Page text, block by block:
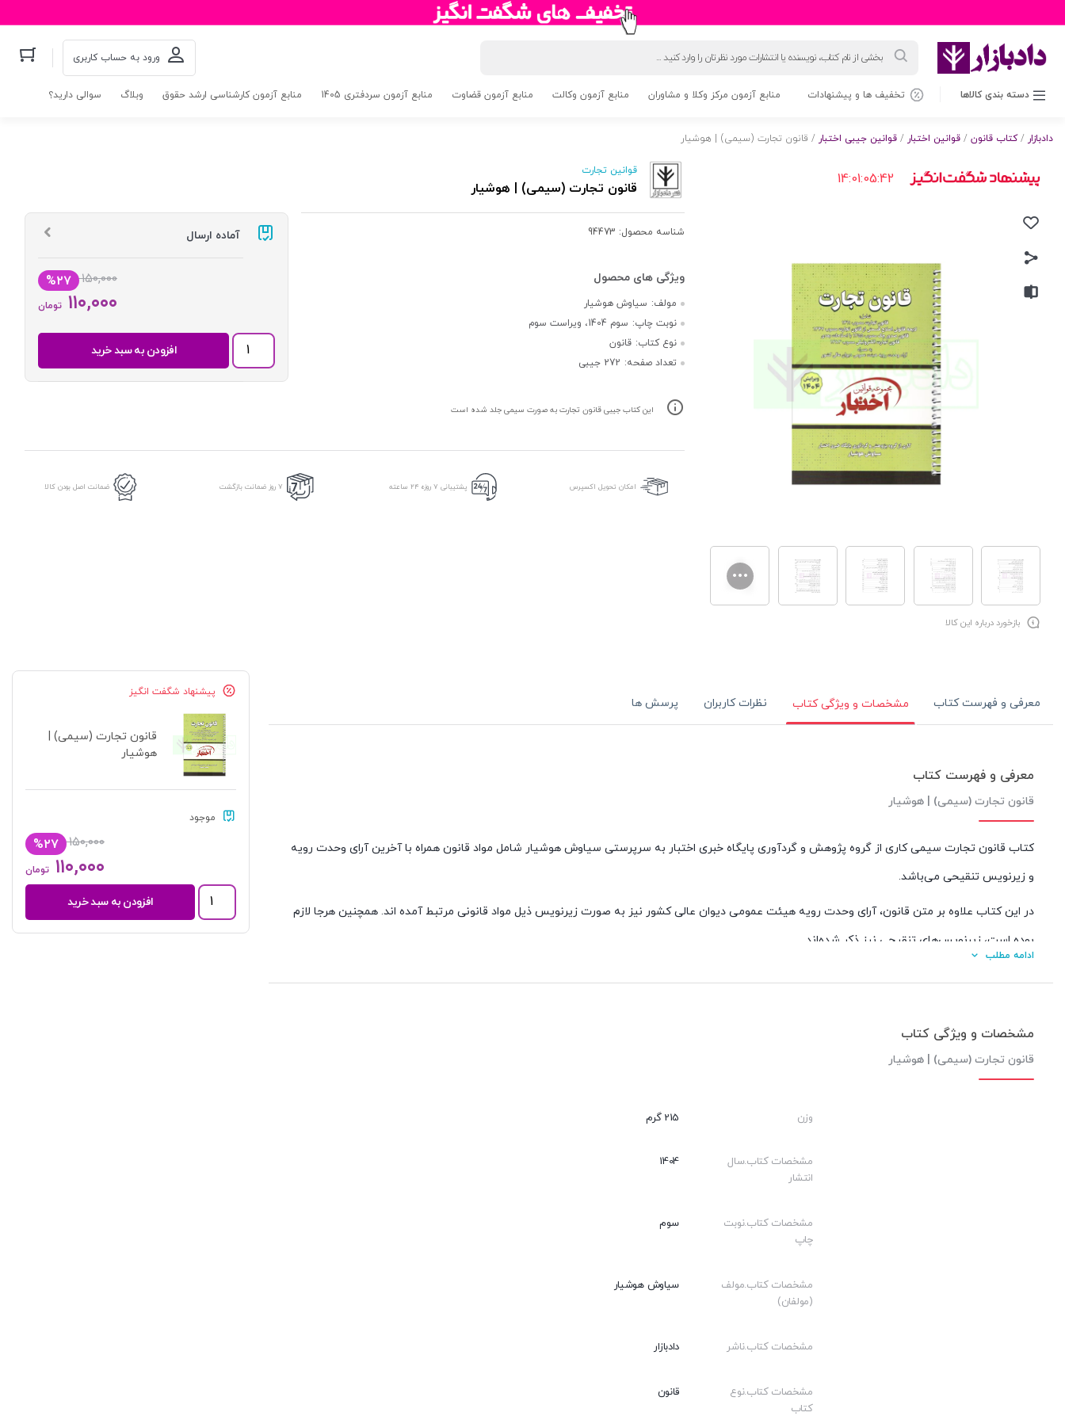
محصولات ورود به حساب کاربری
دسته بندی کالاها تخفیف ها و پیشنهادات منابع آزمون مرکز وکلا و مشاوران منابع آزمون وکالت منابع آزمون قضاوت منابع آزمون سردفتری 1405 منابع آزمون کارشناسی ارشد حقوق وبلاگ سوالی دارید؟
دادبازار /کتاب قانون / قوانین اختبار / قوانین جیبی اختبار / قانون تجارت (سیمی) | هوشیار
قوانین تجارت
قانون تجارت (سیمی) | هوشیار
شناسه محصول: 94473
مولف: سیاوش هوشیار
نوبت چاپ: سوم 1404، ویراست سوم
نوع کتاب: قانون
تعداد صفحه: 272 جیبی
این کتاب جیبی قانون تجارت به صورت سیمی جلد شده است
آماده ارسال
۱۵۰,۰۰۰
۱۱۰,۰۰۰ تومان
%۲۷
قانون
تجارت
(سیمی)
|
افزودن به سبد خرید
امکان تحویل اکسپرس پشتیبانی ۷ روزه ۲۴ ساعته 7 روز ضمانت بازگشت ضمانت اصل بودن کالا
14:01:05:41
بازخورد درباره این کالا
پیشنهاد شگفت انگیز
قانون تجارت (سیمی) |
هوشیار
موجود
۱۵۰,۰۰۰
۱۱۰,۰۰۰ تومان
%۲۷
قانون
تجارت
(سیمی)
افزودن به سبد خرید
معرفی و فهرست کتاب مشخصات و ویژگی کتاب نظرات کاربران پرسش ها
معرفی و فهرست کتاب
قانون تجارت (سیمی) | هوشیار
کتاب قانون تجارت سیمی کاری از گروه پژوهش و گردآوری پایگاه خبری اختبار به سرپرستی سیاوش هوشیار شامل مواد قانون همراه با آخرین آرای وحدت رویه
و زیرنویس تنقیحی می‌باشد.
در این کتاب علاوه بر متن قانون، آرای وحدت رویه هیئت عمومی دیوان عالی کشور نیز به صورت زیرنویس ذیل مواد قانونی مرتبط آمده اند. همچنین هرجا لازم
بوده است، زیرنویس‌های تنقیحی نیز ذکر شده‌اند.
فهرست عناوین قانون تجارت سیمی هوشیار
قانون تجارت مصوب ۱۳۴۷
فصل دوم- در مقررات راجعه به ثبت شرکت‌ها و نشر شرکت‌نامه‌ها
ادامه مطلب
مشخصات و ویژگی کتاب
قانون تجارت (سیمی) | هوشیار
وزن 215 گرم
مشخصات کتاب.سال
انتشار
1404
مشخصات کتاب.نوبت
چاپ
سوم
مشخصات کتاب.مولف
(مولفان)
سیاوش هوشیار
مشخصات کتاب.ناشر دادبازار
مشخصات کتاب.نوع
کتاب
قانون